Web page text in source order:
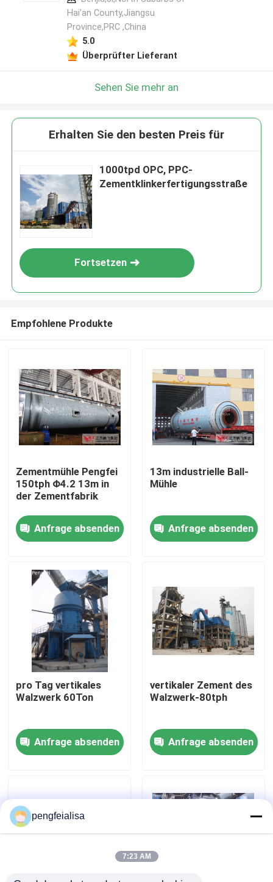
Haus
Über uns
Fabrik-Ausflug
Qualitätskontrolle
Zementfertigungsstraße
Aktive Kalk-Fertigungsstraße
Hai'an County,Jiangsu
Province,PRC ,China
5.0
Überprüfter Lieferant
Sehen Sie mehr an
Erhalten Sie den besten Preis für
1000tpd OPC, PPC-
Zementklinkerfertigungsstraße
Fortsetzen
Empfohlene Produkte
Zementmühle Pengfei
150tph Φ4.2 13m in
der Zementfabrik
Anfrage absenden
13m industrielle Ball-
Mühle
Anfrage absenden
pro Tag vertikales
Walzwerk 60Ton
Anfrage absenden
vertikaler Zement des
Walzwerk-80tph
Anfrage absenden
pengfeialisa
7:23 AM